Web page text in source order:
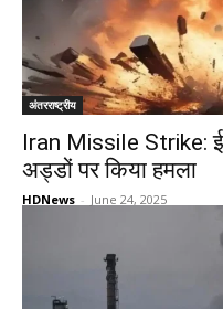
अंतरराष्ट्रीय
Iran Missile Strike:
अड्डों पर किया हमला
HDNews - June 24, 2025